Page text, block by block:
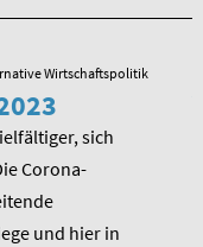
Wirtschaftspolitik
sich
Corona-
und hier in